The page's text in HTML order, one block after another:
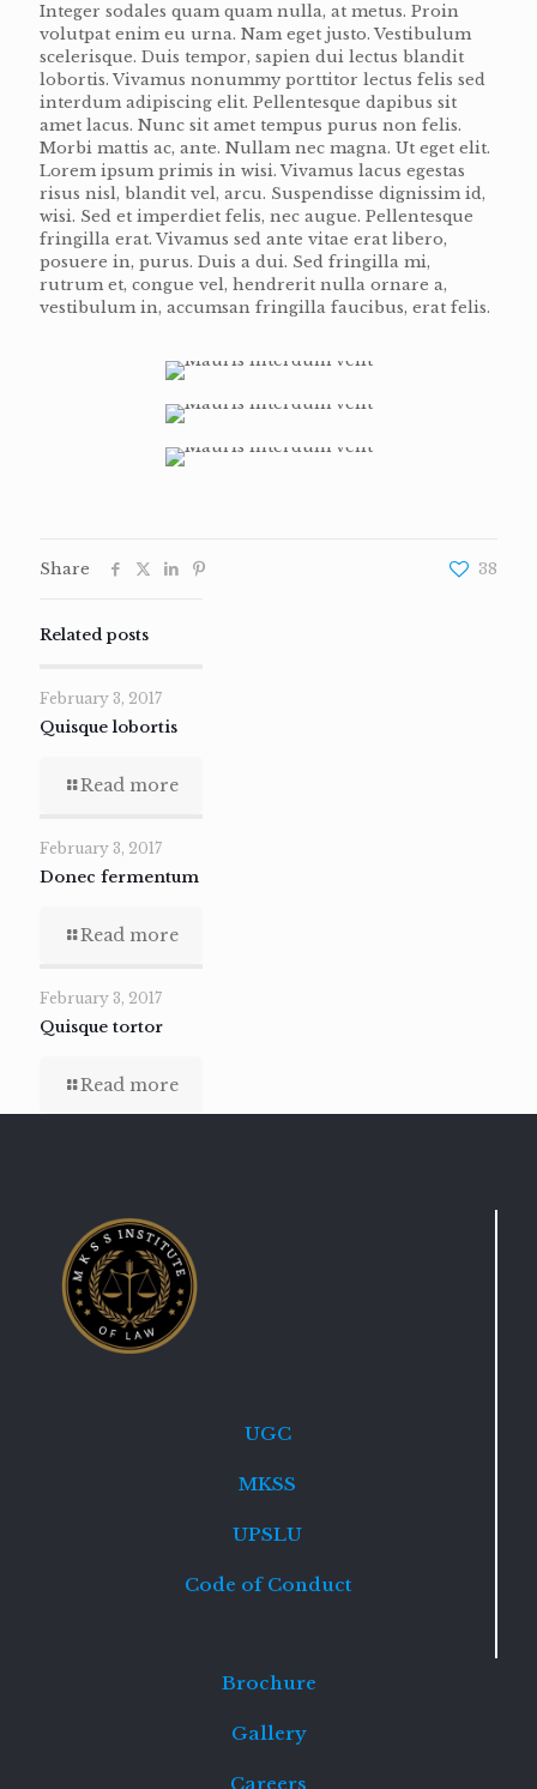
Integer sodales quam quam nulla, at metus. Proin
volutpat enim eu urna. Nam eget justo. Vestibulum
scelerisque. Duis tempor, sapien dui lectus blandit
lobortis. Vivamus nonummy porttitor lectus felis sed
interdum adipiscing elit. Pellentesque dapibus sit
amet lacus. Nunc sit amet tempus purus non felis.
Morbi mattis ac, ante. Nullam nec magna. Ut eget elit.
Lorem ipsum primis in wisi. Vivamus lacus egestas
risus nisl, blandit vel, arcu. Suspendisse dignissim id,
wisi. Sed et imperdiet felis, nec augue. Pellentesque
fringilla erat. Vivamus sed ante vitae erat libero,
posuere in, purus. Duis a dui. Sed fringilla mi,
rutrum et, congue vel, hendrerit nulla ornare a,
vestibulum in, accumsan fringilla faucibus, erat felis.
Share 38
Related posts
February 3, 2017
Quisque lobortis
Read more
February 3, 2017
Donec fermentum
Read more
February 3, 2017
Quisque tortor
Read more
UGC
MKSS
UPSLU
Code of Conduct
Brochure
Gallery
Careers